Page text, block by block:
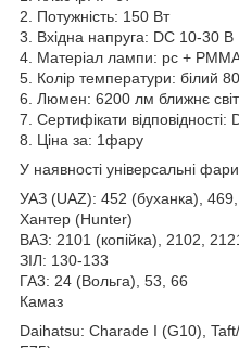
2. Потужність: 150 Вт
3. Вхідна напруга: DC 10-30 В
4. Матеріал лампи: pc +
5. Колір температури: білий
6. Люмен: 6200 лм ближнє
7. Сертифікати
8. Ціна за: 1фару
У наявності універсальні
УАЗ (UAZ): 452 (буханка),
Хантер (Hunter)
ВАЗ: 2101 (копійка), 2102,
ЗІЛ: 130-133
ГА3: 24 (Вольга), 53, 66
Камаз
Daihatsu: Charade I (G10),